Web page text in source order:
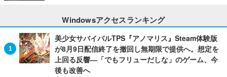
Windowsアクセスランキング
美少女サバイバルTPS『アノマリス』Steam体験版
が8月9日配信終了を撤回し無期限で提供へ。想定を
上回る反響―「でもフリューだしな」のゲーム、今
後も改善へ